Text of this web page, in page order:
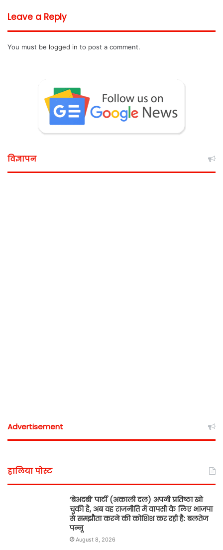
Leave a Reply
You must be logged in to post a comment.
विज्ञापन
Advertisement
हालिया पोस्ट
‘बेअदबी’ पार्टी (अकाली दल) अपनी प्रतिष्ठा खो
चुकी है, अब वह राजनीति में वापसी के लिए भाजपा
से समझौता करने की कोशिश कर रही है: बलतेज
पन्नू
August 8, 2026